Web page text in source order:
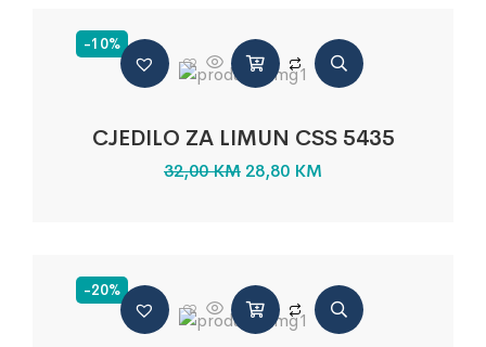
-10%
CJEDILO ZA LIMUN CSS 5435
32,00KM 28,80 KM
-20%